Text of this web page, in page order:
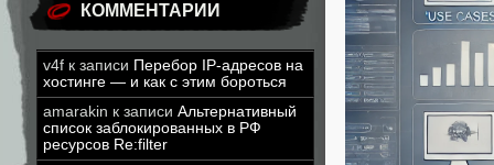
КОММЕНТАРИИ
v4f к записи Перебор IP-адресов на
хостинге — и как с этим бороться
amarakin к записи Альтернативный
список заблокированных в РФ
ресурсов Re:filter